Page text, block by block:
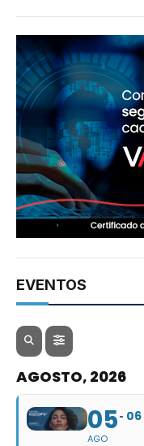
EVENTOS
AGOSTO, 2026
05
AGO
06